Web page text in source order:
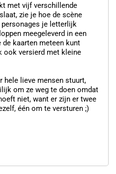
met vijf verschillende
zie je hoe de scène
personages je letterlijk
meegeleverd in een
kaarten meteen kunt
ook versierd met kleine
hele lieve mensen stuurt,
om ze weg te doen omdat
niet, want er zijn er twee
één om te versturen ;)